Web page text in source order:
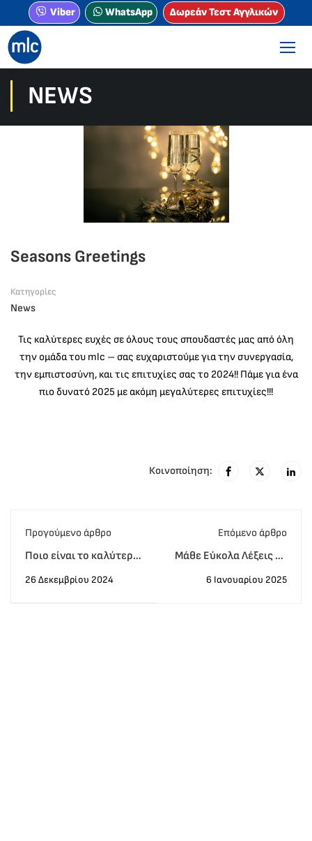
Viber WhatsApp Δωρεάν Τεστ Αγγλικών
NEWS
Seasons Greetings
Κατηγορίες
News
Τις καλύτερες ευχές σε όλους τους σπουδαστές μας από όλη
την ομάδα του mlc – σας ευχαριστούμε για την συνεργασία,
την εμπιστοσύνη, και τις επιτυχίες σας το 2024!! Πάμε για ένα
πιο δυνατό 2025 με ακόμη μεγαλύτερες επιτυχίες!!!
Κοινοποίηση:
Προγούμενο άρθρο
Ποιο είναι το καλύτερο
Πως θα διαλέξω το
26 Δεκεμβρίου 2024
Eπόμενο άρθρο
Μάθε Εύκολα Λέξεις με
6 Ιανουαρίου 2025